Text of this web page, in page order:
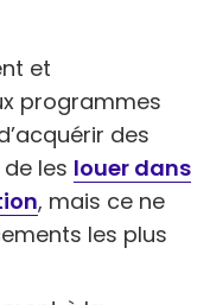
et
programmes
des
les louer dans
, mais ce ne
les plus